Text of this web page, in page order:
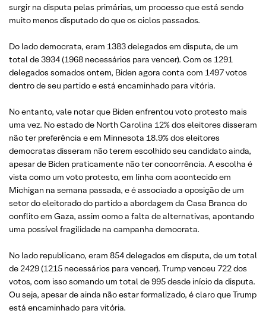
surgir na disputa pelas primárias, um processo que está sendo
muito menos disputado do que os ciclos passados.
Do lado democrata, eram 1383 delegados em disputa, de um
total de 3934 (1968 necessários para vencer). Com os 1291
delegados somados ontem, Biden agora conta com 1497 votos
dentro de seu partido e está encaminhado para vitória.
No entanto, vale notar que Biden enfrentou voto protesto mais
uma vez. No estado de North Carolina 12% dos eleitores disseram
não ter preferência e em Minnesota 18.9% dos eleitores
democratas disseram não terem escolhido seu candidato ainda,
apesar de Biden praticamente não ter concorrência. A escolha é
vista como um voto protesto, em linha com acontecido em
Michigan na semana passada, e é associado a oposição de um
setor do eleitorado do partido a abordagem da Casa Branca do
conflito em Gaza, assim como a falta de alternativas, apontando
uma possível fragilidade na campanha democrata.
No lado republicano, eram 854 delegados em disputa, de um total
de 2429 (1215 necessários para vencer). Trump venceu 722 dos
votos, com isso somando um total de 995 desde início da disputa.
Ou seja, apesar de ainda não estar formalizado, é claro que Trump
está encaminhado para vitória.